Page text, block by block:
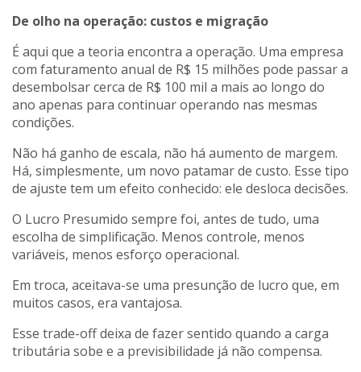
De olho na operação: custos e migração
É aqui que a teoria encontra a operação. Uma empresa
com faturamento anual de R$ 15 milhões pode passar a
desembolsar cerca de R$ 100 mil a mais ao longo do
ano apenas para continuar operando nas mesmas
condições.
Não há ganho de escala, não há aumento de margem.
Há, simplesmente, um novo patamar de custo. Esse tipo
de ajuste tem um efeito conhecido: ele desloca decisões.
O Lucro Presumido sempre foi, antes de tudo, uma
escolha de simplificação. Menos controle, menos
variáveis, menos esforço operacional.
Em troca, aceitava-se uma presunção de lucro que, em
muitos casos, era vantajosa.
Esse trade-off deixa de fazer sentido quando a carga
tributária sobe e a previsibilidade já não compensa.